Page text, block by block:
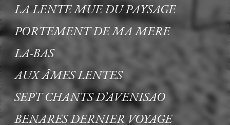
LA LENTE MUE DU PAYSAGE
PORTEMENT DE MA MERE
LA-BAS
AUX ÂMES LENTES
SEPT CHANTS D’AVENISAO
BENARES DERNIER VOYAGE